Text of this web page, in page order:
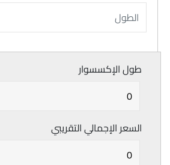
طول الإكسسوار
السعر الإجمالي التقريبي